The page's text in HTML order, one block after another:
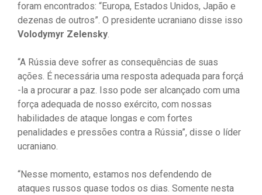
foram encontrados: “Europa, Estados Unidos, Japão e
dezenas de outros”. O presidente ucraniano disse isso
Volodymyr Zelensky.
“A Rússia deve sofrer as consequências de suas
ações. É necessária uma resposta adequada para forçá
-la a procurar a paz. Isso pode ser alcançado com uma
força adequada de nosso exército, com nossas
habilidades de ataque longas e com fortes
penalidades e pressões contra a Rússia”, disse o líder
ucraniano.
“Nesse momento, estamos nos defendendo de
ataques russos quase todos os dias. Somente nesta